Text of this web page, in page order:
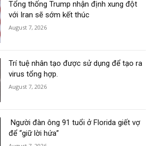
Tổng thống Trump nhận định xung đột
với Iran sẽ sớm kết thúc
August 7, 2026
Trí tuệ nhân tạo được sử dụng để tạo ra
virus tổng hợp.
August 7, 2026
Người đàn ông 91 tuổi ở Florida giết vợ
để “giữ lời hứa”